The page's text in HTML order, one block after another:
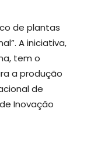
de plantas
A iniciativa,
tem o
a produção
de
Inovação